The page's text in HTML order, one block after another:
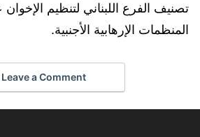
تصنيف الفرع اللبناني لتنظيم
المنظمات الإرهابية الأجنبية.
Leave a Comment